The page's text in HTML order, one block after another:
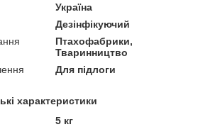
Україна
Дезінфікуючий
Птахофабрики,
Тваринництво
Для підлоги
характеристики
5 кг